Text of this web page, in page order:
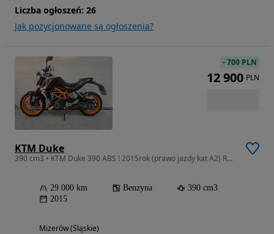
Liczba ogłoszeń: 26
Jak pozycjonowane są ogłoszenia?
KTM Duke
390 cm3 • KTM Duke 390 ABS ! 2015rok (prawo jazdy kat A2) RATY !POZ KAT 91
29 000 km Benzyna
390 cm3
2015
Mizerów (Śląskie)
-700 PLN
12 900 PLN